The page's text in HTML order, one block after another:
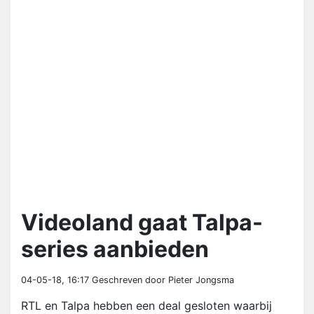
Videoland gaat Talpa-
series aanbieden
04-05-18, 16:17 Geschreven door Pieter Jongsma
RTL en Talpa hebben een deal gesloten waarbij